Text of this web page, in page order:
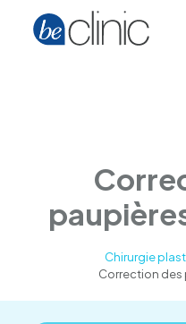
Chirurgie
Correction des